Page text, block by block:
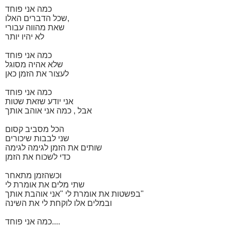
כמה אני פוחד
שכל הדברים האלו,
שאת מהווה עבורי
לא יהיו יותר
כמה אני פוחד
שלא אהיה מסוגל
לעצור את הזמן כאן
כמה אני פוחד
אני יודע שזאת שטות
אבל , כמה אני אוהב אותך
הכל מסביב קסום
שני לבבות שיכורים
שותים את הזמן לגימה לגימה
כדי לשכוח את הזמן
וכשהזמן מתאחר
שתי מלים את אומרת לי
בפשטות את אומרת לי "אני אוהבת אותך"
ובמלים אלו לוקחת לי את השינה
כמה אני פוחד....